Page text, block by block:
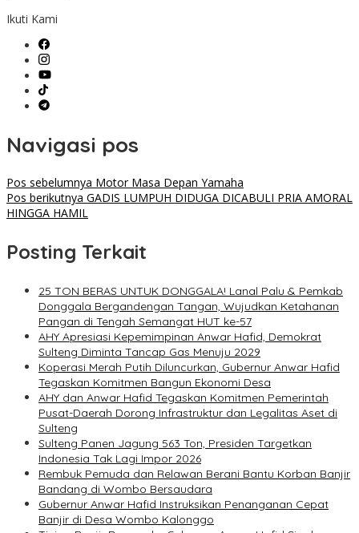
Ikuti Kami
Navigasi pos
Pos sebelumnya Motor Masa Depan Yamaha
Pos berikutnya GADIS LUMPUH DIDUGA DICABULI PRIA AMORAL
HINGGA HAMIL
Posting Terkait
25 TON BERAS UNTUK DONGGALA! Lanal Palu & Pemkab
Donggala Bergandengan Tangan, Wujudkan Ketahanan
Pangan di Tengah Semangat HUT ke-57
AHY Apresiasi Kepemimpinan Anwar Hafid, Demokrat
Sulteng Diminta Tancap Gas Menuju 2029
Koperasi Merah Putih Diluncurkan, Gubernur Anwar Hafid
Tegaskan Komitmen Bangun Ekonomi Desa
AHY dan Anwar Hafid Tegaskan Komitmen Pemerintah
Pusat-Daerah Dorong Infrastruktur dan Legalitas Aset di
Sulteng
Sulteng Panen Jagung 563 Ton, Presiden Targetkan
Indonesia Tak Lagi Impor 2026
Rembuk Pemuda dan Relawan Berani Bantu Korban Banjir
Bandang di Wombo Bersaudara
Gubernur Anwar Hafid Instruksikan Penanganan Cepat
Banjir di Desa Wombo Kalonggo